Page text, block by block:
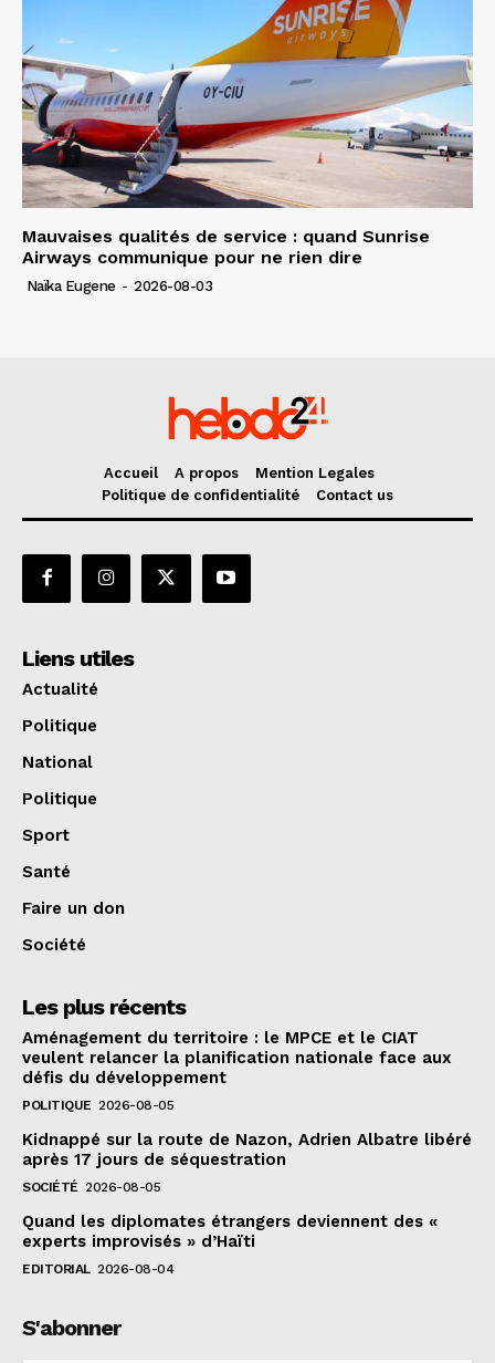
Mauvaises qualités de service : quand Sunrise
Airways communique pour ne rien dire
Naïka Eugene - 2026-08-03
Accueil A propos
Mention Legales
Politique de confidentialité
Contact us
Liens utiles
Actualité
Politique
National
Politique
Sport
Santé
Faire un don
Société
Les plus récents
Aménagement du territoire : le MPCE et le CIAT
veulent relancer la planification nationale face aux
défis du développement
POLITIQUE 2026-08-05
Kidnappé sur la route de Nazon, Adrien Albatre libéré
après 17 jours de séquestration
SOCIÉTÉ 2026-08-05
Quand les diplomates étrangers deviennent des «
experts improvisés » d’Haïti
EDITORIAL 2026-08-04
S'abonner